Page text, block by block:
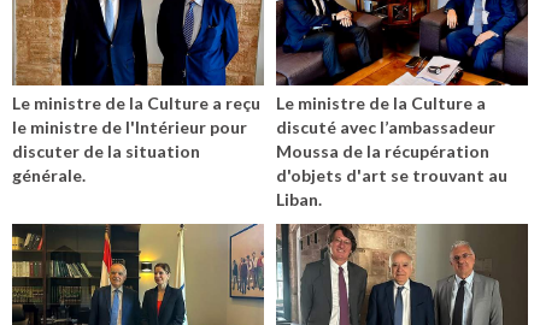
Le ministre de la Culture a reçu
le ministre de l'Intérieur pour
discuter de la situation
générale.
Le ministre de la Culture a
discuté avec l’ambassadeur
Moussa de la récupération
d'objets d'art se trouvant au
Liban.